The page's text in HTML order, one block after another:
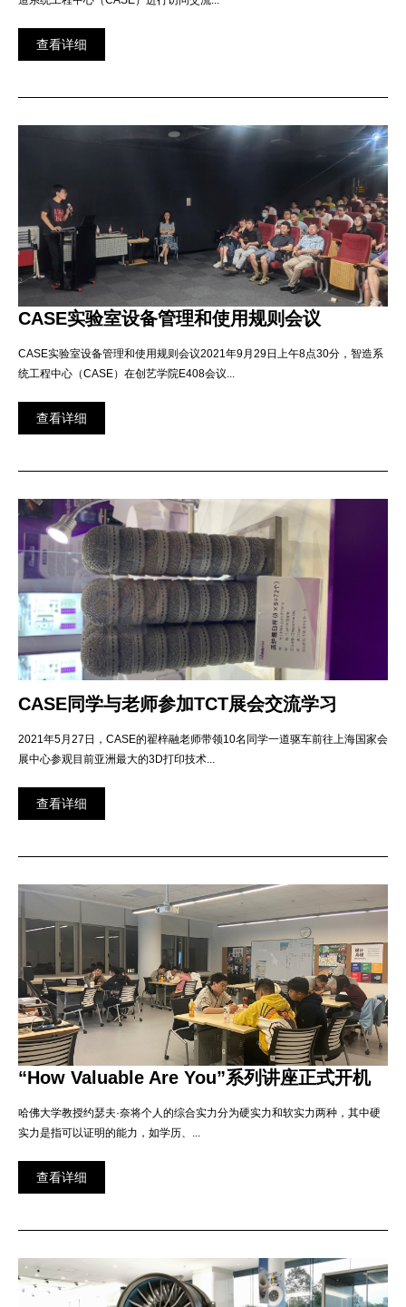
查看详细
CASE实验室设备管理和使用规则会议
CASE实验室设备管理和使用规则会议2021年9月29日上午8点30分，智造系
统工程中心（CASE）在创艺学院E408会议...
查看详细
CASE同学与老师参加TCT展会交流学习
2021年5月27日，CASE的翟梓融老师带领10名同学一道驱车前往上海国家会
展中心参观目前亚洲最大的3D打印技术...
查看详细
“How Valuable Are You”系列讲座正式开机
哈佛大学教授约瑟夫·奈将个人的综合实力分为硬实力和软实力两种，其中硬
实力是指可以证明的能力，如学历、...
查看详细